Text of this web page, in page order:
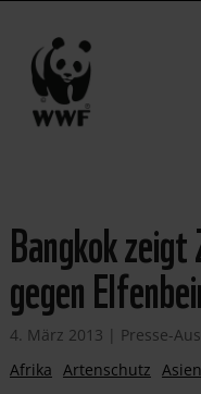
Bangkok
gegen
4. März 2013 | Presse-
Afrika Artenschutz Asien